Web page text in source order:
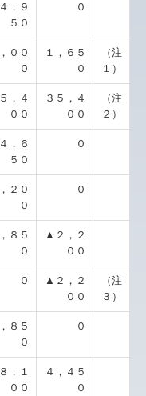
，９
５０
０
００
０
１，６５
０
（注
１）
，４
００
３５，４
００
（注
２）
，６
５０
０
２０
０
０
８５
０
▲２，２
００
０
▲２，２
００
（注
３）
８５
０
０
，１
００
４，４５
０